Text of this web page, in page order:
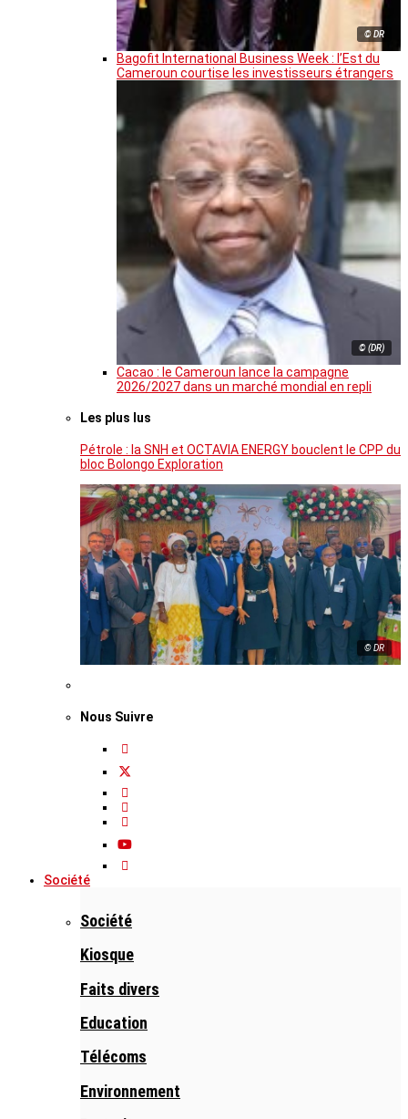
© DR
Bagofit International Business Week : l’Est du
Cameroun courtise les investisseurs étrangers
© (DR)
Cacao : le Cameroun lance la campagne
2026/2027 dans un marché mondial en repli
Les plus lus
Pétrole : la SNH et OCTAVIA ENERGY bouclent le CPP du
bloc Bolongo Exploration
© DR
Nous Suivre
Société
Société
Kiosque
Faits divers
Education
Télécoms
Environnement